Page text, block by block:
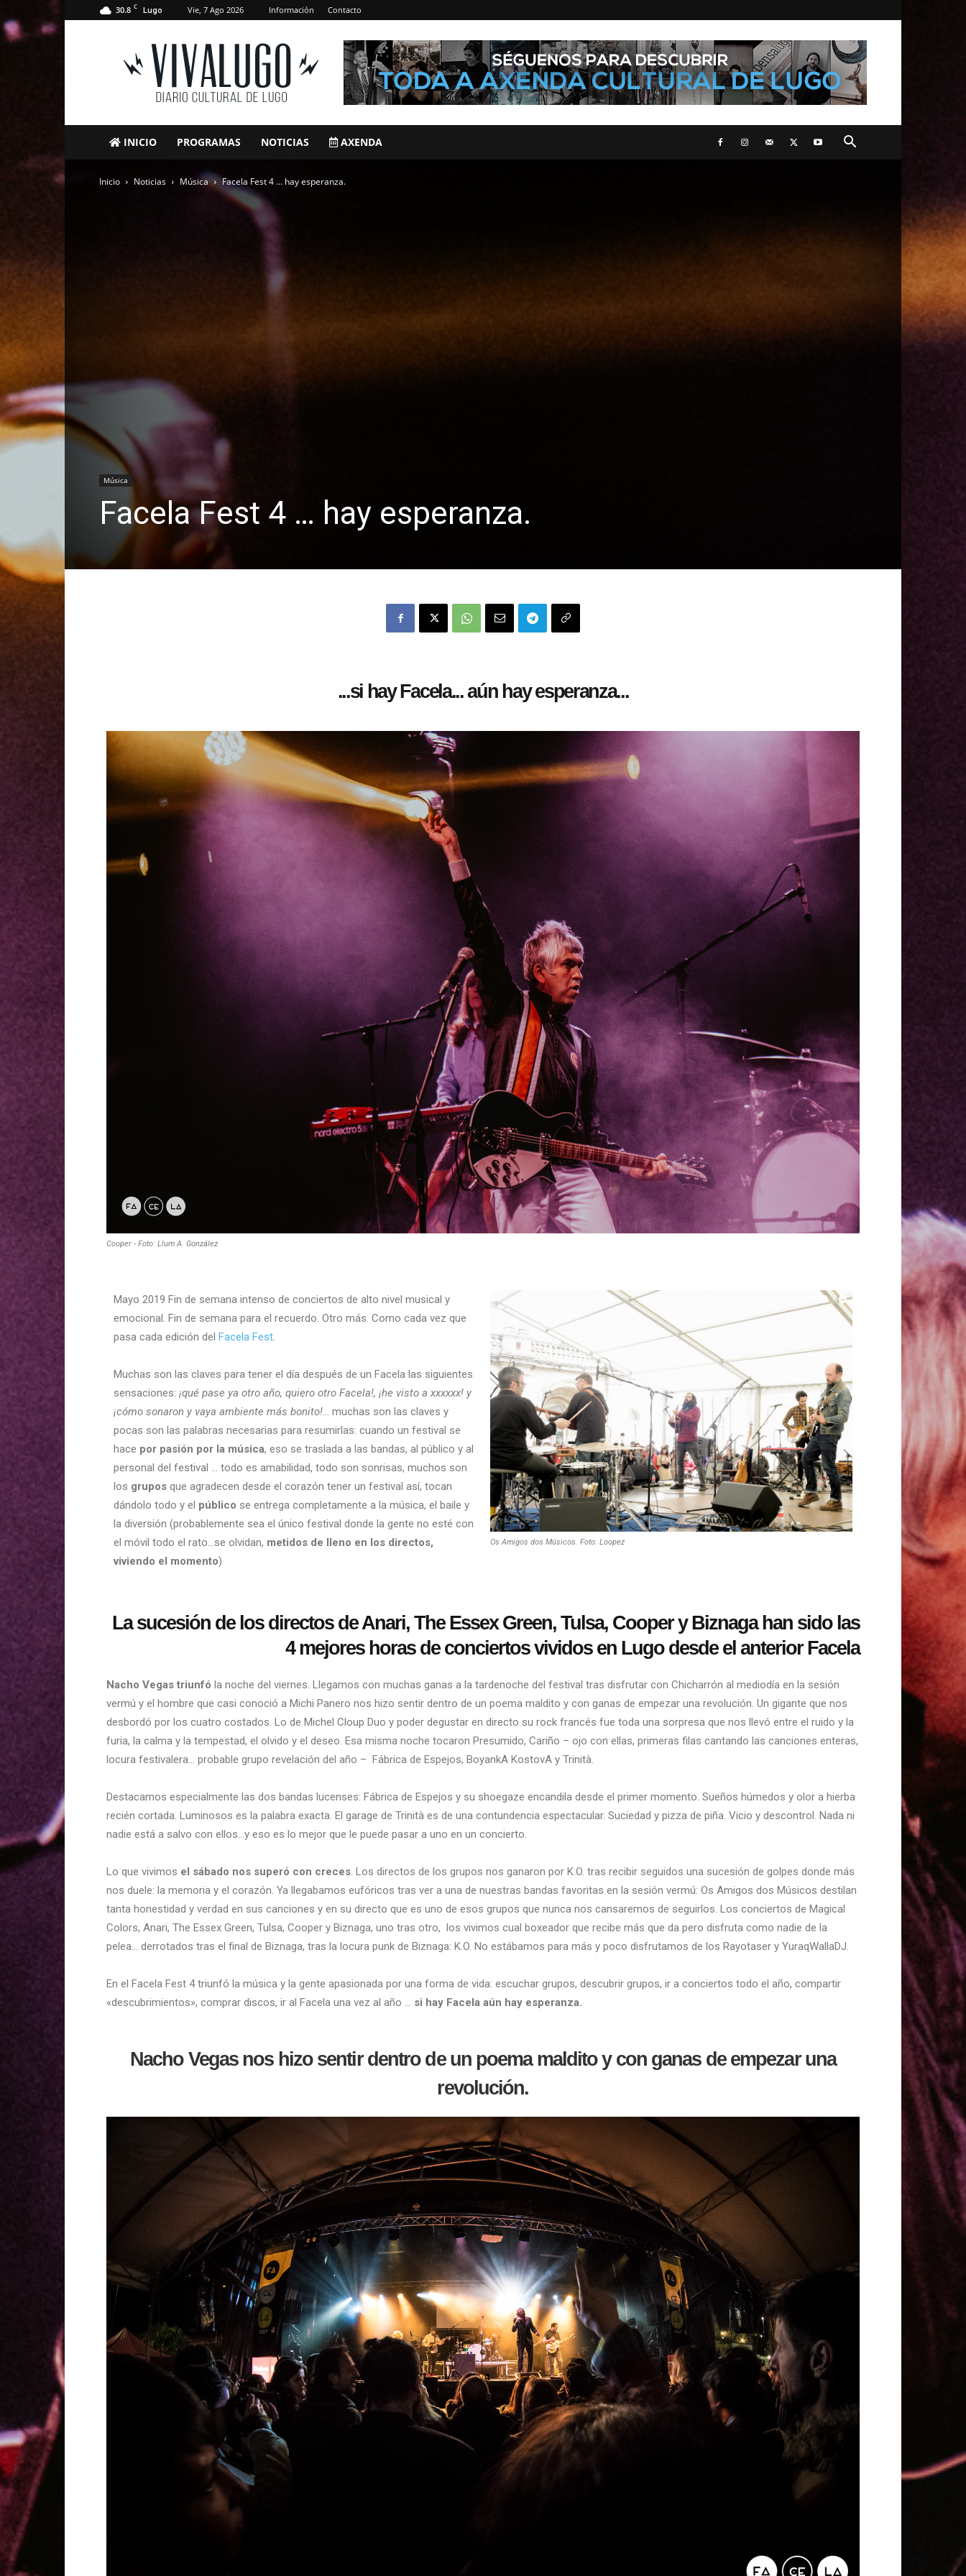
30.8 C Lugo Vie, 7 Ago 2026 Información Contacto
VivaLugo
INICIO PROGRAMAS NOTICIAS AXENDA
Inicio Noticias Música Facela Fest 4 … hay esperanza.
Música
Facela Fest 4 … hay esperanza.
...si hay Facela... aún hay esperanza...
Cooper - Foto: Llum A. González
Mayo 2019 Fin de semana intenso de conciertos de alto nivel musical y
emocional. Fin de semana para el recuerdo. Otro más. Como cada vez que
pasa cada edición del Facela Fest.
Muchas son las claves para tener el día después de un Facela las siguientes
sensaciones: ¡qué pase ya otro año, quiero otro Facela!, ¡he visto a xxxxxx! y
¡cómo sonaron y vaya ambiente más bonito!… muchas son las claves y
pocas son las palabras necesarias para resumirlas: cuando un festival se
hace por pasión por la música, eso se traslada a las bandas, al público y al
personal del festival … todo es amabilidad, todo son sonrisas, muchos son
los grupos que agradecen desde el corazón tener un festival así, tocan
dándolo todo y el público se entrega completamente a la música, el baile y
la diversión (probablemente sea el único festival donde la gente no esté con
el móvil todo el rato…se olvidan, metidos de lleno en los directos,
viviendo el momento)
Os Amigos dos Músicos. Foto: Loopez
La sucesión de los directos de Anari, The Essex Green, Tulsa, Cooper y Biznaga han sido las
4 mejores horas de conciertos vividos en Lugo desde el anterior Facela
Nacho Vegas triunfó la noche del viernes. Llegamos con muchas ganas a la tardenoche del festival tras disfrutar con Chicharrón al mediodía en la sesión
vermú y el hombre que casi conoció a Michi Panero nos hizo sentir dentro de un poema maldito y con ganas de empezar una revolución. Un gigante que nos
desbordó por los cuatro costados. Lo de Michel Cloup Duo y poder degustar en directo su rock francés fue toda una sorpresa que nos llevó entre el ruido y la
furia, la calma y la tempestad, el olvido y el deseo. Esa misma noche tocaron Presumido, Cariño – ojo con ellas, primeras filas cantando las canciones enteras,
locura festivalera… probable grupo revelación del año – Fábrica de Espejos, BoyankA KostovA y Trinità.
Destacamos especialmente las dos bandas lucenses: Fábrica de Espejos y su shoegaze encandila desde el primer momento. Sueños húmedos y olor a hierba
recién cortada. Luminosos es la palabra exacta. El garage de Trinità es de una contundencia espectacular. Suciedad y pizza de piña. Vicio y descontrol. Nada ni
nadie está a salvo con ellos…y eso es lo mejor que le puede pasar a uno en un concierto.
Lo que vivimos el sábado nos superó con creces. Los directos de los grupos nos ganaron por K.O. tras recibir seguidos una sucesión de golpes donde más
nos duele: la memoria y el corazón. Ya llegabamos eufóricos tras ver a una de nuestras bandas favoritas en la sesión vermú: Os Amigos dos Músicos destilan
tanta honestidad y verdad en sus canciones y en su directo que es uno de esos grupos que nunca nos cansaremos de seguirlos. Los conciertos de Magical
Colors, Anari, The Essex Green, Tulsa, Cooper y Biznaga, uno tras otro, los vivimos cual boxeador que recibe más que da pero disfruta como nadie de la
pelea… derrotados tras el final de Biznaga, tras la locura punk de Biznaga: K.O. No estábamos para más y poco disfrutamos de los Rayotaser y YuraqWallaDJ.
En el Facela Fest 4 triunfó la música y la gente apasionada por una forma de vida: escuchar grupos, descubrir grupos, ir a conciertos todo el año, compartir
«descubrimientos», comprar discos, ir al Facela una vez al año … si hay Facela aún hay esperanza.
Nacho Vegas nos hizo sentir dentro de un poema maldito y con ganas de empezar una
revolución.